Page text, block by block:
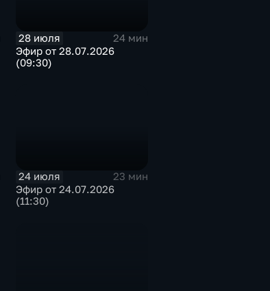
28 июля
24 мин
Эфир от 28.07.2026
(09:30)
24 июля
23 мин
Эфир от 24.07.2026
(11:30)